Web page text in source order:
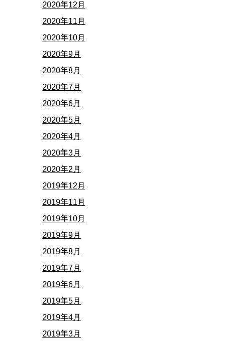
2020年12月
2020年11月
2020年10月
2020年9月
2020年8月
2020年7月
2020年6月
2020年5月
2020年4月
2020年3月
2020年2月
2019年12月
2019年11月
2019年10月
2019年9月
2019年8月
2019年7月
2019年6月
2019年5月
2019年4月
2019年3月